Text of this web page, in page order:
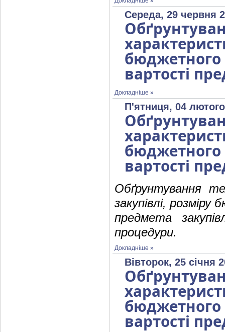
Середа, 29 червня
вартості
Докладніше »
П'ятниця, 04
вартості
Обґрунтування
закупівлі,
предмета
процедури.
Докладніше »
Вівторок, 25 січня
вартості